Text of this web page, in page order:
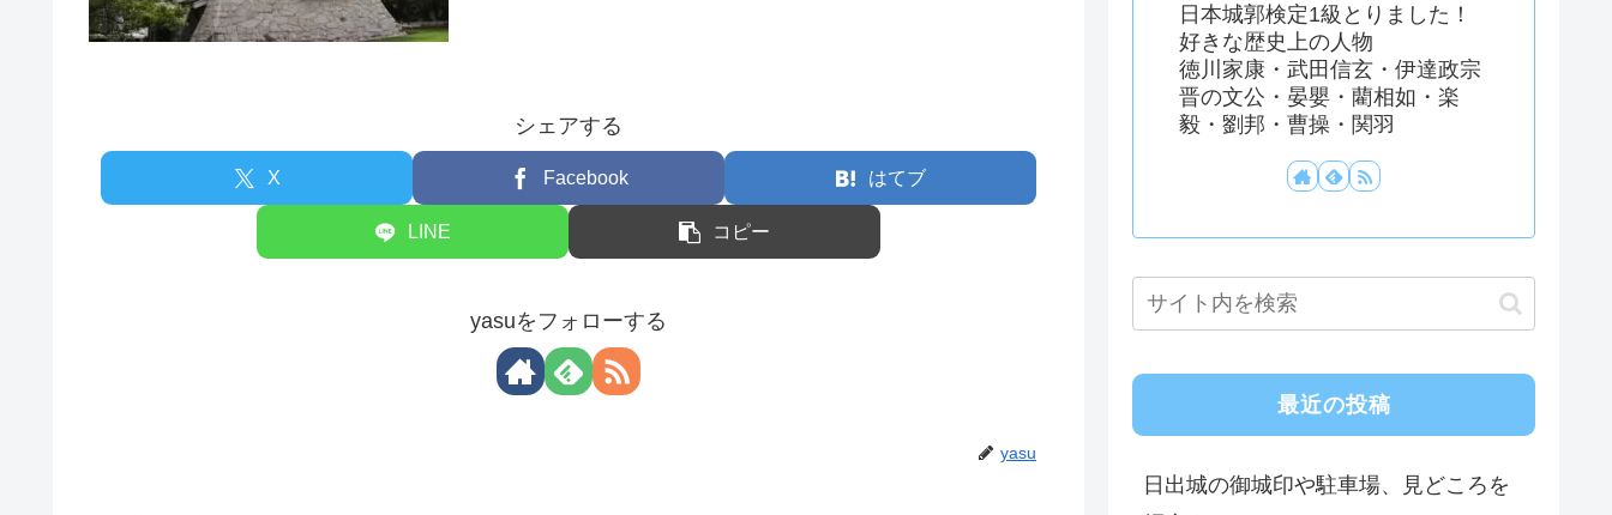
シェアする
X Facebook はてブ
LINE コピー
yasuをフォローする
yasu
日本城郭検定1級とりました！
好きな歴史上の人物
徳川家康・武田信玄・伊達政宗
晋の文公・晏嬰・藺相如・楽
毅・劉邦・曹操・関羽
最近の投稿
日出城の御城印や駐車場、見どころを